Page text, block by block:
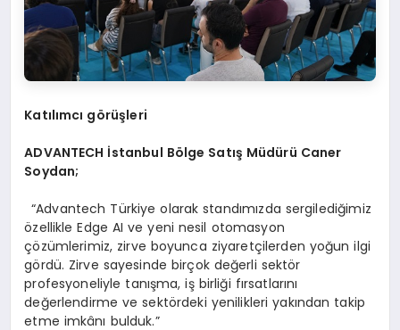
Katılımcı görüşleri
ADVANTECH İstanbul Bölge Satış Müdürü Caner
Soydan;
“Advantech Türkiye olarak standımızda sergilediğimiz
özellikle Edge AI ve yeni nesil otomasyon
çözümlerimiz, zirve boyunca ziyaretçilerden yoğun ilgi
gördü. Zirve sayesinde birçok değerli sektör
profesyoneliyle tanışma, iş birliği fırsatlarını
değerlendirme ve sektördeki yenilikleri yakından takip
etme imkânı bulduk.”